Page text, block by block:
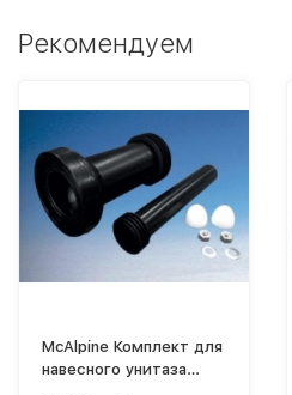
Рекомендуем
McAlpine Комплект для
навесного унитаза